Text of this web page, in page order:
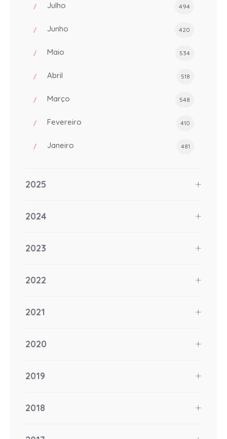
Julho 494
Junho 420
Maio 534
Abril 518
Março 548
Fevereiro 410
Janeiro 481
2025
2024
2023
2022
2021
2020
2019
2018